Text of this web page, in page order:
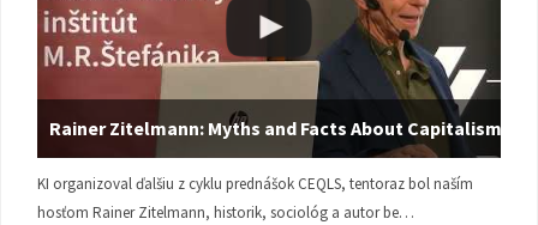
Rainer Zitelmann: Myths and Facts About Capitalism
KI organizoval ďalšiu z cyklu prednášok CEQLS, tentoraz bol naším
hosťom Rainer Zitelmann, historik, sociológ a autor be…